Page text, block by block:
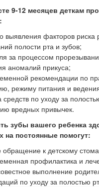
9-12 месяцев деткам
выявления факторов риска
полости рта и зубов;
за процессом
аномалий прикуса;
рекомендации по
режиму питания и
средств по уходу за
вредных привычек.
зубы вашего ребенка
на постоянные помогут:
обращение к детскому
профилактика и
выполнение
по уходу за полостью